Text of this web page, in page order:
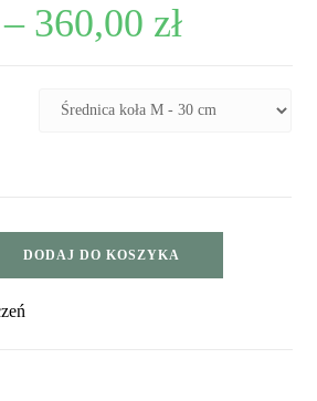
– 360,00 zł
DODAJ DO KOSZYKA